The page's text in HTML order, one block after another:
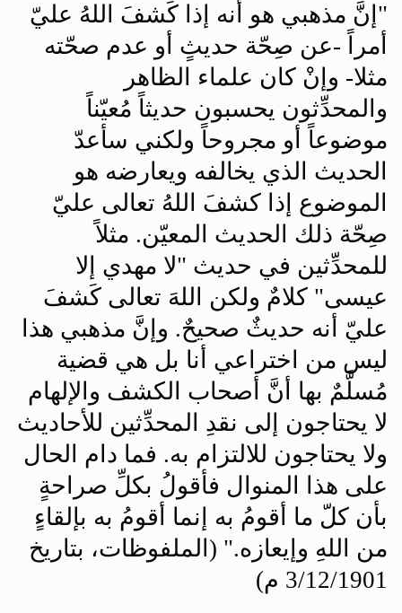
" إنَّ مذهبي هو أنه إذا كَشفَ اللهُ عليّ
أمراً -عن صِحّة حديثٍ أو عدم صحّته
مثلا- وإنْ كان علماء الظاهر
والمحدِّثون يحسبون حديثاً مُعيّناً
موضوعاً أو مجروحاً ولكني سأعدّ
الحديث الذي يخالفه ويعارضه هو
الموضوع إذا كشفَ اللهُ تعالى عليّ
صِحّة ذلك الحديث المعيّن. مثلاً
للمحدِّثين في حديث "لا مهدي إلا
عيسى" كلامٌ ولكن اللهَ تعالى كَشفَ
عليّ أنه حديثٌ صحيحٌ. وإنَّ مذهبي هذا
ليس من اختراعي أنا بل هي قضية
مُسلَّمٌ بها أنَّ أصحاب الكشف والإلهام
لا يحتاجون إلى نقدِ المحدِّثين للأحاديث
ولا يحتاجون للالتزام به. فما دام الحال
على هذا المنوال فأقولُ بكلِّ صراحةٍ
بأن كلّ ما أقومُ به إنما أقومُ به بإلقاءٍ
من اللهِ وإيعازه." (الملفوظات، بتاريخ
3/12/1901 م)